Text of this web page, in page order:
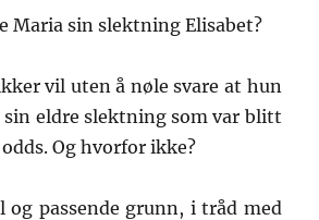
Maria sin slektning Elisabet?
vil uten å nøle svare at hun
sin eldre slektning som var blitt
Og hvorfor ikke?
og passende grunn, i tråd med